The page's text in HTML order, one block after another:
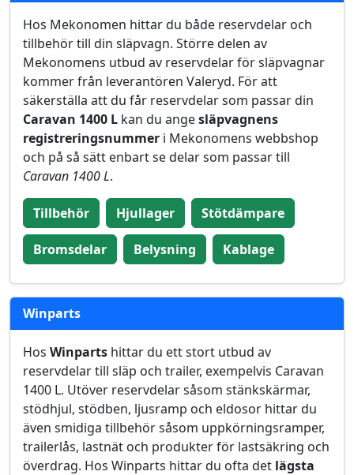
Hos Mekonomen hittar du både reservdelar och
tillbehör till din släpvagn. Större delen av
Mekonomens utbud av reservdelar för släpvagnar
kommer från leverantören Valeryd. För att
säkerställa att du får reservdelar som passar din
Caravan 1400 L kan du angesläpvagnens
registreringsnummer i Mekonomens webbshop
och på så sätt enbart se delar som passar till
Caravan 1400 L.
Tillbehör Hjullager Stötdämpare
Bromsdelar Belysning Kablage
Winparts
Hos Winparts hittar du ett stort utbud av
reservdelar till släp och trailer, exempelvis Caravan
1400 L. Utöver reservdelar såsom stänkskärmar,
stödhjul, stödben, ljusramp och eldosor hittar du
även smidiga tillbehör såsom uppkörningsramper,
trailerlås, lastnät och produkter för lastsäkring och
överdrag. Hos Winparts hittar du ofta det lägsta